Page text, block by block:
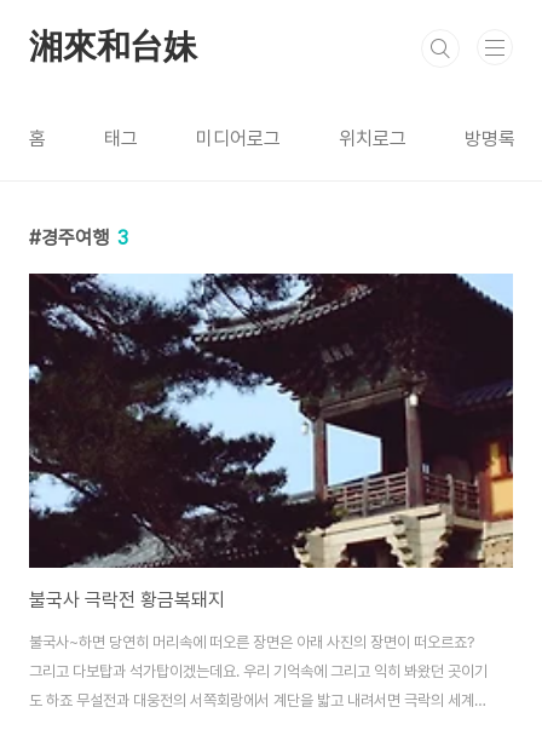
湘來和台妹
홈 태그 미디어로그 위치로그 방명록
경주여행 3
불국사 극락전 황금복돼지
불국사~하면 당연히 머리속에 떠오른 장면은 아래 사진의 장면이 떠오르죠?
그리고 다보탑과 석가탑이겠는데요. 우리 기억속에 그리고 익히 봐왔던 곳이기
도 하죠 무설전과 대웅전의 서쪽회랑에서 계단을 밟고 내려서면 극락의 세계의